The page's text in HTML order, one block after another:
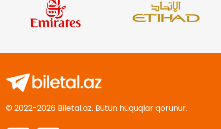
© 2022-2026 Biletal.az. Bütün hüquqlar qorunur.